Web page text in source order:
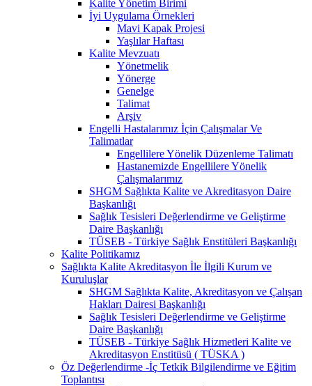
Kalite Yönetim Birimi
İyi Uygulama Örnekleri
Mavi Kapak Projesi
Yaşlılar Haftası
Kalite Mevzuatı
Yönetmelik
Yönerge
Genelge
Talimat
Arşiv
Engelli Hastalarımız İçin Çalışmalar Ve
Talimatlar
Engellilere Yönelik Düzenleme Talimatı
Hastanemizde Engellilere Yönelik
Çalışmalarımız
SHGM Sağlıkta Kalite ve Akreditasyon Daire
Başkanlığı
Sağlık Tesisleri Değerlendirme ve Geliştirme
Daire Başkanlığı
TÜSEB - Türkiye Sağlık Enstitüleri Başkanlığı
Kalite Politikamız
Sağlıkta Kalite Akreditasyon İle İlgili Kurum ve
Kuruluşlar
SHGM Sağlıkta Kalite, Akreditasyon ve Çalışan
Hakları Dairesi Başkanlığı
Sağlık Tesisleri Değerlendirme ve Geliştirme
Daire Başkanlığı
TÜSEB - Türkiye Sağlık Hizmetleri Kalite ve
Akreditasyon Enstitüsü ( TÜSKA )
Öz Değerlendirme -İç Tetkik Bilgilendirme ve Eğitim
Toplantısı